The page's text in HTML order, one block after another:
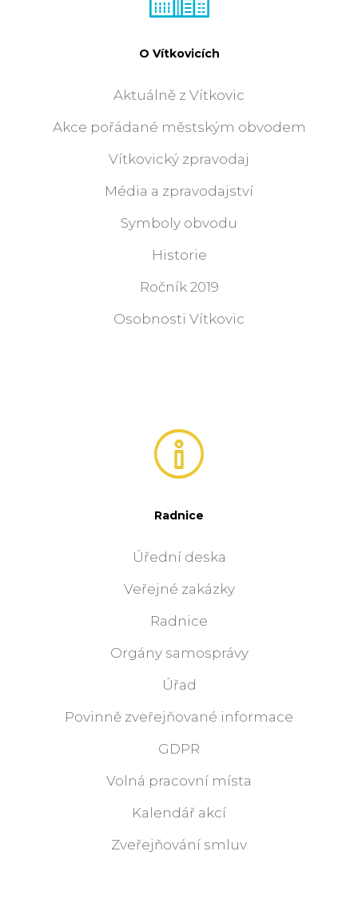
O Vítkovicích
Aktuálně z Vítkovic
Akce pořádané městským obvodem
Vítkovický zpravodaj
Média a zpravodajství
Symboly obvodu
Historie
Ročník 2019
Osobnosti Vítkovic
Radnice
Úřední deska
Veřejné zakázky
Radnice
Orgány samosprávy
Úřad
Povinně zveřejňované informace
GDPR
Volná pracovní místa
Kalendář akcí
Zveřejňování smluv